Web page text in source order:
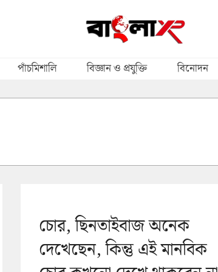
পাঁচমিশালি বিজ্ঞান ও প্রযুক্তি বিনোদন
চোর, ছিনতাইবাজ অনেক
দেখেছেন, কিন্তু এই মানবিক